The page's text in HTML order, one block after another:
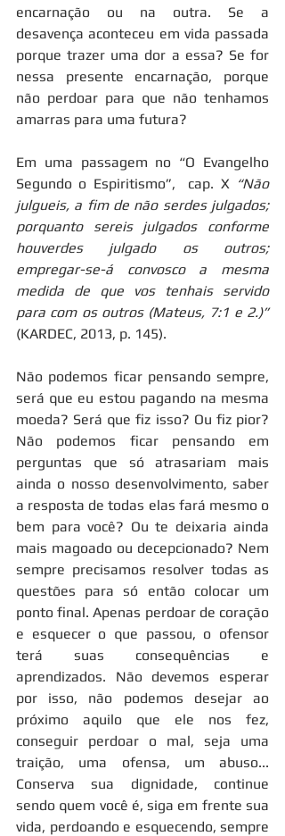
encarnação ou na outra. Se a
desavença aconteceu em vida passada
porque trazer uma dor a essa? Se for
nessa presente encarnação, porque
não perdoar para que não tenhamos
amarras para uma futura?
Em uma passagem no “O Evangelho
Segundo o Espiritismo”,  cap. X “Não
julgueis, a fim de não serdes julgados;
porquanto sereis julgados conforme
houverdes julgado os outros;
empregar-se-á convosco a mesma
medida de que vos tenhais servido
para com os outros (Mateus, 7:1 e 2.)”
(KARDEC, 2013, p. 145).
Não podemos ficar pensando sempre,
será que eu estou pagando na mesma
moeda? Será que fiz isso? Ou fiz pior?
Não podemos ficar pensando em
perguntas que só atrasariam mais
ainda o nosso desenvolvimento, saber
a resposta de todas elas fará mesmo o
bem para você? Ou te deixaria ainda
mais magoado ou decepcionado? Nem
sempre precisamos resolver todas as
questões para só então colocar um
ponto final. Apenas perdoar de coração
e esquecer o que passou, o ofensor
terá suas consequências e
aprendizados. Não devemos esperar
por isso, não podemos desejar ao
próximo aquilo que ele nos fez,
conseguir perdoar o mal, seja uma
traição, uma ofensa, um abuso...
Conserva sua dignidade, continue
sendo quem você é, siga em frente sua
vida, perdoando e esquecendo, sempre